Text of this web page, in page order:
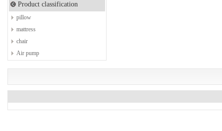
Product classification
pillow
mattress
chair
Air pump